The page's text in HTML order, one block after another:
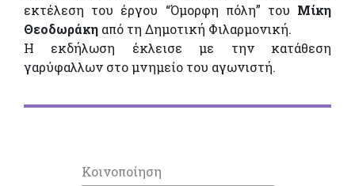
εκτέλεση του έργου “Όμορφη πόλη” του Μίκη
Θεοδωράκη από τη Δημοτική Φιλαρμονική.
Η εκδήλωση έκλεισε με την κατάθεση
γαρύφαλλων στο μνημείο του αγωνιστή.
Κοινοποίηση